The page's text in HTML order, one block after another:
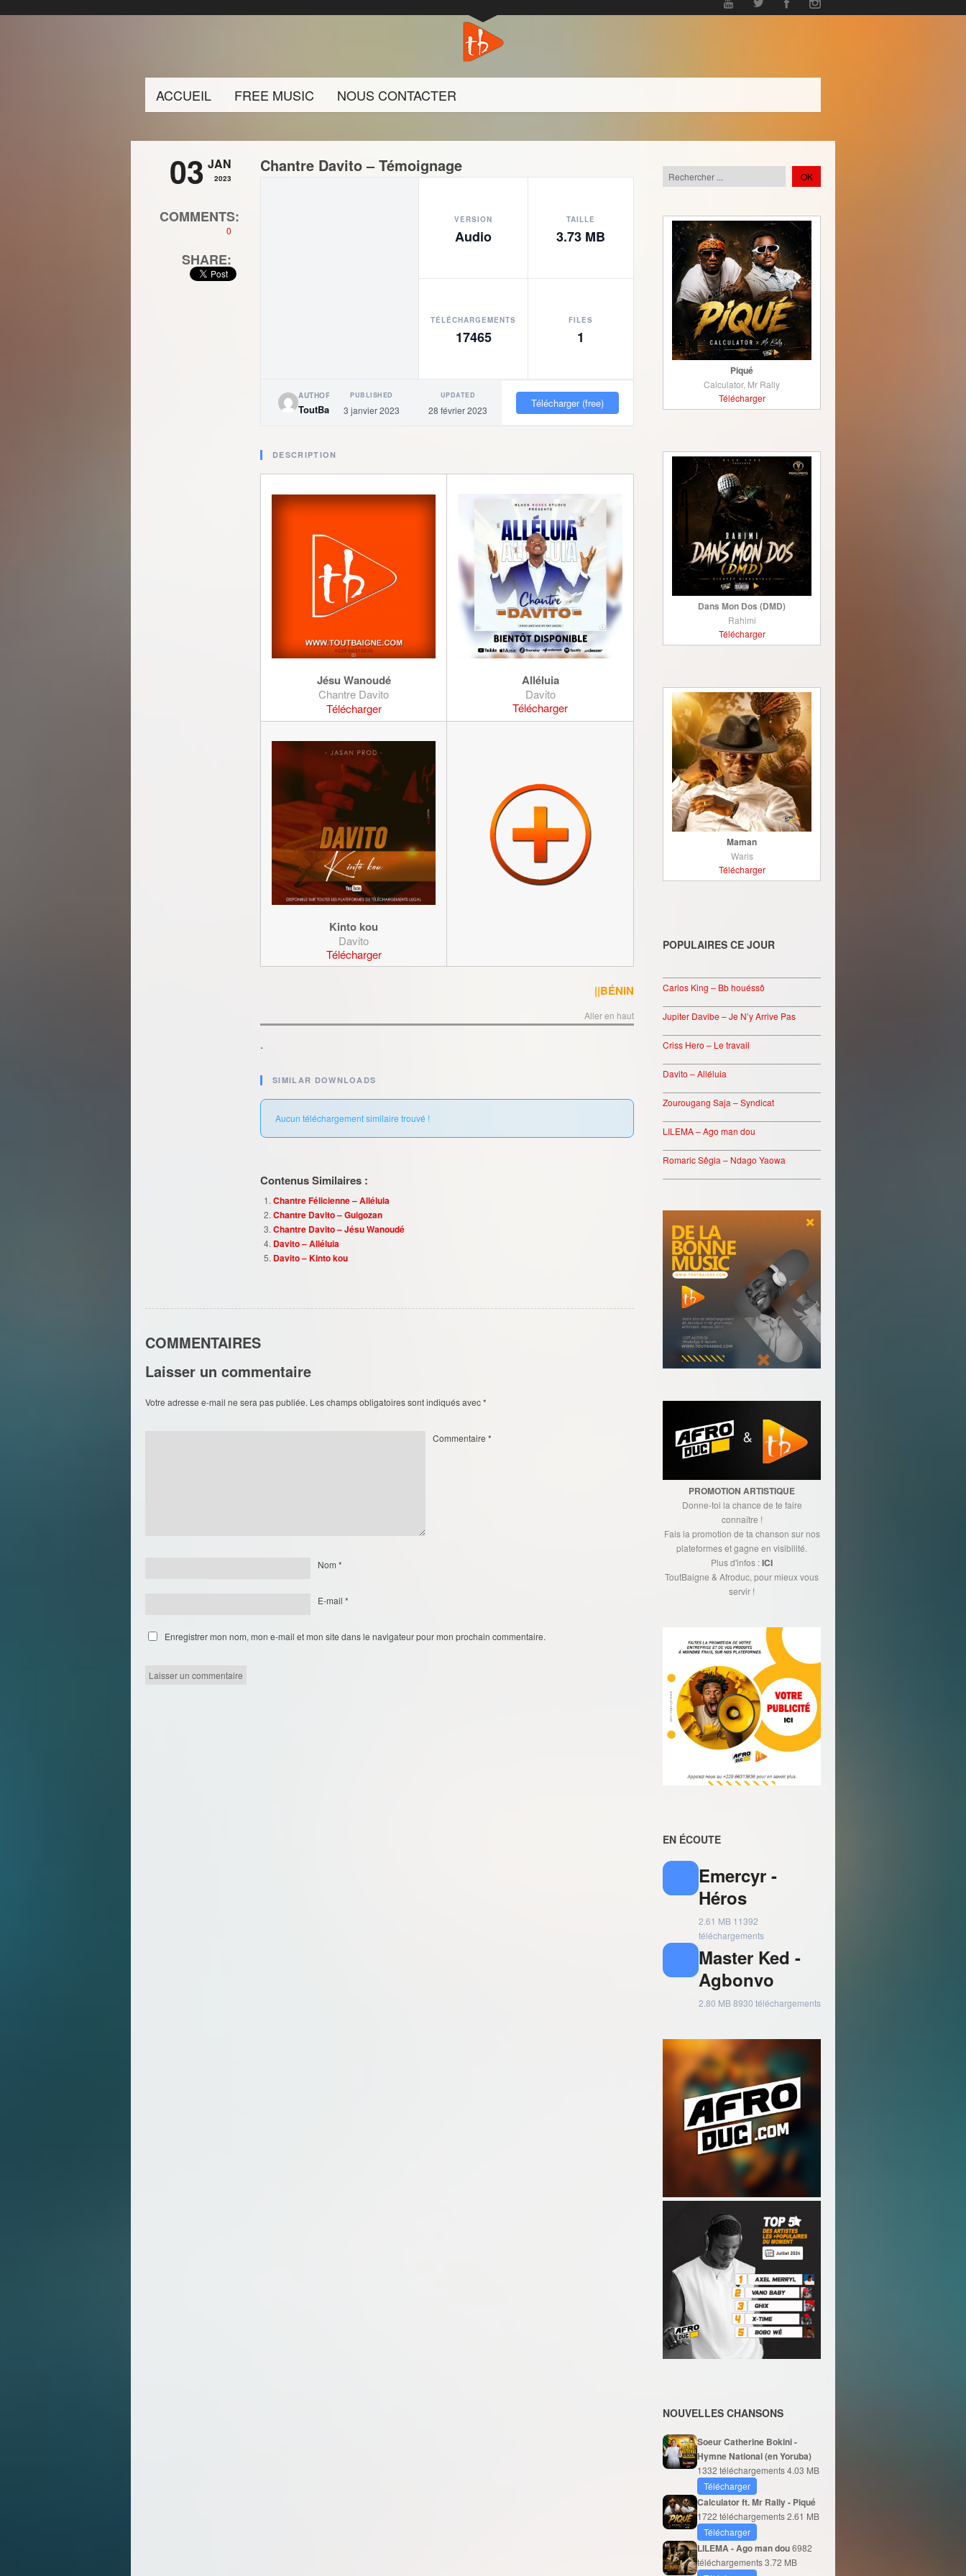
ACCUEIL FREE MUSIC NOUS CONTACTER
03 JAN
2023
COMMENTS:
0
SHARE:
Chantre Davito – Témoignage
VERSION
Audio
TAILLE
3.73 MB
TÉLÉCHARGEMENTS
17465
FILES
1
AUTHOR
ToutBaigne
PUBLISHED
3 janvier 2023
UPDATED
28 février 2023
Télécharger (free)
DESCRIPTION
Jésu Wanoudé
Chantre Davito
Télécharger
Alléluia
Davito
Télécharger
Kinto kou
Davito
Télécharger
||BÉNIN
Aller en haut
.
SIMILAR DOWNLOADS
Aucun téléchargement similaire trouvé !
Contenus Similaires :
Chantre Félicienne – Alléluia
Chantre Davito – Guigozan
Chantre Davito – Jésu Wanoudé
Davito – Alléluia
Davito – Kinto kou
COMMENTAIRES
Laisser un commentaire
Votre adresse e-mail ne sera pas publiée. Les champs obligatoires sont indiqués avec*
Commentaire *
Nom *
E-mail *
Enregistrer mon nom, mon e-mail et mon site dans le navigateur pour mon prochain commentaire.
Piqué
Calculator, Mr Rally
Télécharger
Dans Mon Dos (DMD)
Rahimi
Télécharger
Maman
Waris
Télécharger
POPULAIRES CE JOUR
Carlos King – Bb houéssô
Jupiter Davibe – Je N’y Arrive Pas
Criss Hero – Le travail
Davito – Alléluia
Zourougang Saja – Syndicat
LILEMA – Ago man dou
Romaric Sêgla – Ndago Yaowa
PROMOTION ARTISTIQUE
Donne-toi la chance de te faire
connaître !
Fais la promotion de ta chanson sur nos
plateformes et gagne en visibilité.
Plus d'infos :ICI
ToutBaigne & Afroduc, pour mieux vous
servir !
EN ÉCOUTE
Emercyr -
Héros
2.61 MB 11392
téléchargements
Master Ked -
Agbonvo
2.80 MB8930 téléchargements
NOUVELLES CHANSONS
Soeur Catherine Bokini -
Hymne National (en Yoruba)
1332 téléchargements4.03 MB
Télécharger
Calculator ft. Mr Rally - Piqué
1722 téléchargements2.61 MB
Télécharger
LILEMA - Ago man dou6982
téléchargements3.72 MB